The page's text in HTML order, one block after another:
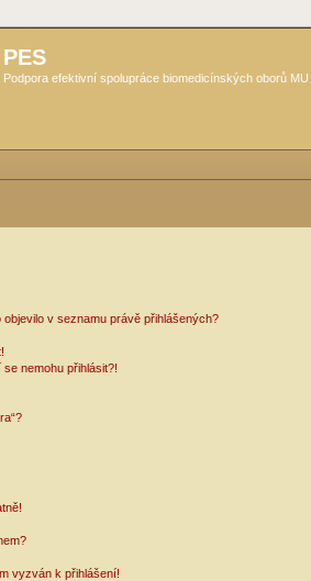
PES
Podpora efektivní spolupráce biomedicínských oborů
v seznamu právě přihlášených?
nemohu přihlásit?!
vyzván k přihlášení!